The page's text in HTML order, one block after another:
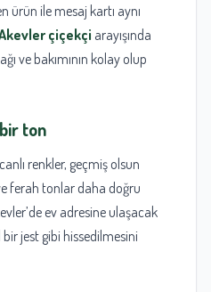
ürün ile mesaj kartı aynı
çiçekçi arayışında
ve bakımının kolay olup
ton
renkler, geçmiş olsun
ferah tonlar daha doğru
ev adresine ulaşacak
bir jest gibi hissedilmesini